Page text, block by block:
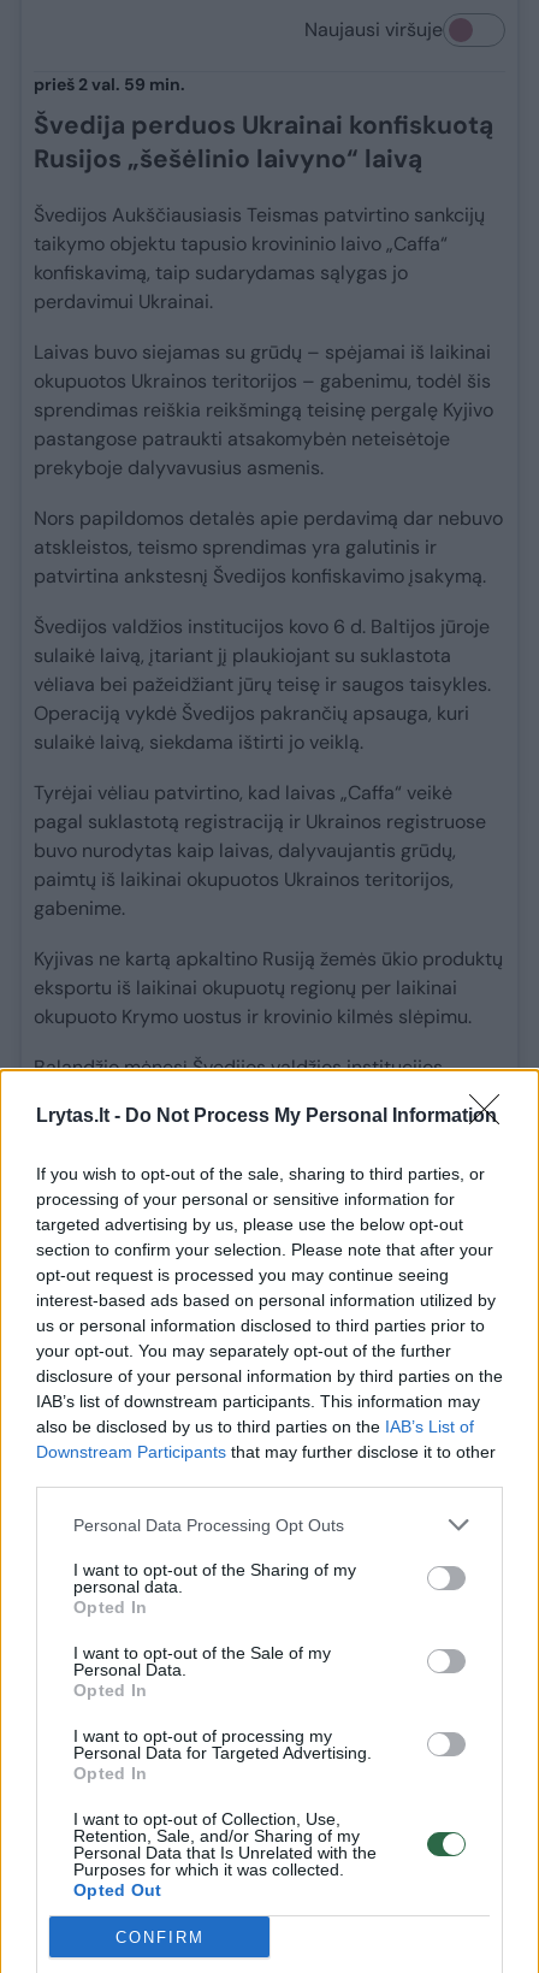
Lrytas.lt - Do Not Process My Personal Information
If you wish to opt-out of the sale, sharing to third parties, or
processing of your personal or sensitive information for
targeted advertising by us, please use the below opt-out
section to confirm your selection. Please note that after your
opt-out request is processed you may continue seeing
interest-based ads based on personal information utilized by
us or personal information disclosed to third parties prior to
your opt-out. You may separately opt-out of the further
disclosure of your personal information by third parties on the
IAB’s list of downstream participants. This information may
also be disclosed by us to third parties on the IAB’s List of
Downstream Participants that may further disclose it to other
Personal Data Processing Opt Outs
I want to opt-out of the Sharing of my
personal data.
Opted In
I want to opt-out of the Sale of my
Personal Data.
Opted In
I want to opt-out of processing my
Personal Data for Targeted Advertising.
Opted In
I want to opt-out of Collection, Use,
Retention, Sale, and/or Sharing of my
Personal Data that Is Unrelated with the
Purposes for which it was collected.
Opted Out
CONFIRM
Naujausi viršuje
prieš 2 val. 59 min.
Švedija perduos Ukrainai konfiskuotą
Rusijos „šešėlinio laivyno“ laivą
Švedijos Aukščiausiasis Teismas patvirtino sankcijų
taikymo objektu tapusio krovininio laivo „Caffa“
konfiskavimą, taip sudarydamas sąlygas jo
perdavimui Ukrainai.
Laivas buvo siejamas su grūdų – spėjamai iš laikinai
okupuotos Ukrainos teritorijos – gabenimu, todėl šis
sprendimas reiškia reikšmingą teisinę pergalę Kyjivo
pastangose patraukti atsakomybėn neteisėtoje
prekyboje dalyvavusius asmenis.
Nors papildomos detalės apie perdavimą dar nebuvo
atskleistos, teismo sprendimas yra galutinis ir
patvirtina ankstesnį Švedijos konfiskavimo įsakymą.
Švedijos valdžios institucijos kovo 6 d. Baltijos jūroje
sulaikė laivą, įtariant jį plaukiojant su suklastota
vėliava bei pažeidžiant jūrų teisę ir saugos taisykles.
Operaciją vykdė Švedijos pakrančių apsauga, kuri
sulaikė laivą, siekdama ištirti jo veiklą.
Tyrėjai vėliau patvirtino, kad laivas „Caffa“ veikė
pagal suklastotą registraciją ir Ukrainos registruose
buvo nurodytas kaip laivas, dalyvaujantis grūdų,
paimtų iš laikinai okupuotos Ukrainos teritorijos,
gabenime.
Kyjivas ne kartą apkaltino Rusiją žemės ūkio produktų
eksportu iš laikinai okupuotų regionų per laikinai
okupuoto Krymo uostus ir krovinio kilmės slėpimu.
Balandžio mėnesį Švedijos valdžios institucijos
nurodė konfiskuoti laivą „Caffa“, taip sudarydamos
sąlygas teisminiam procesui dėl jo būsimos
sprendimas užbaigia šį procesą, leidžiant laivą
oficialiai perduoti Ukrainai, rašo „Defense Express“.
Skaityti daugiau
karinė technika ^Instant
raketų sistema
Rodyti daugiau žymių
Komentuoti po šiuo straipsniu
Komentuoti gali tik Lrytas registruoti vartotojai.
Prisijunkite prie registruotų vartotojų
bendruomenės ir bendraukite komentaruose!
Prisijungti komentatoriams